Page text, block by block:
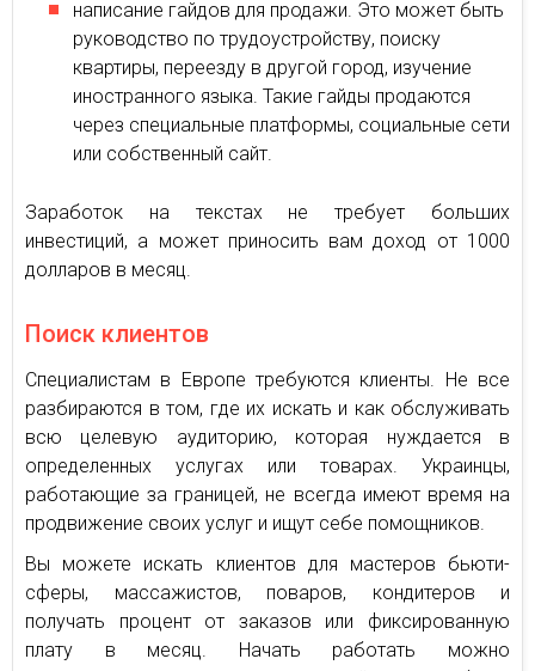
написание гайдов для продажи. Это может быть
руководство по трудоустройству, поиску
квартиры, переезду в другой город, изучение
иностранного языка. Такие гайды продаются
через специальные платформы, социальные сети
или собственный сайт.
Заработок на текстах не требует больших
инвестиций, а может приносить вам доход от 1000
долларов в месяц.
Поиск клиентов
Специалистам в Европе требуются клиенты. Не все
разбираются в том, где их искать и как обслуживать
всю целевую аудиторию, которая нуждается в
определенных услугах или товарах. Украинцы,
работающие за границей, не всегда имеют время на
продвижение своих услуг и ищут себе помощников.
Вы можете искать клиентов для мастеров бьюти-
сферы, массажистов, поваров, кондитеров и
получать процент от заказов или фиксированную
плату в месяц. Начать работать можно